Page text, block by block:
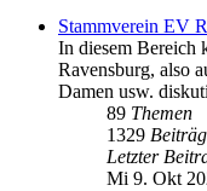
Stammverein EV
In diesem Bereich
Ravensburg, also
Damen usw.
89 Themen
1329
Letzter
Mi 9. Okt